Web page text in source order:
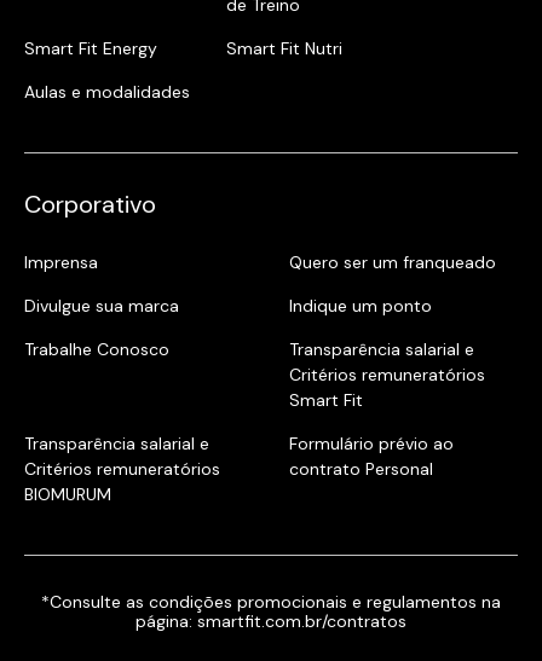
de Treino
Smart Fit Energy
Smart Fit Nutri
Aulas e modalidades
Corporativo
Imprensa
Quero ser um franqueado
Divulgue sua marca
Indique um ponto
Trabalhe Conosco
Transparência salarial e
Critérios remuneratórios
Smart Fit
Transparência salarial e
Critérios remuneratórios
BIOMURUM
Formulário prévio ao
contrato Personal
*Consulte as condições promocionais e regulamentos na
página: smartfit.com.br/contratos